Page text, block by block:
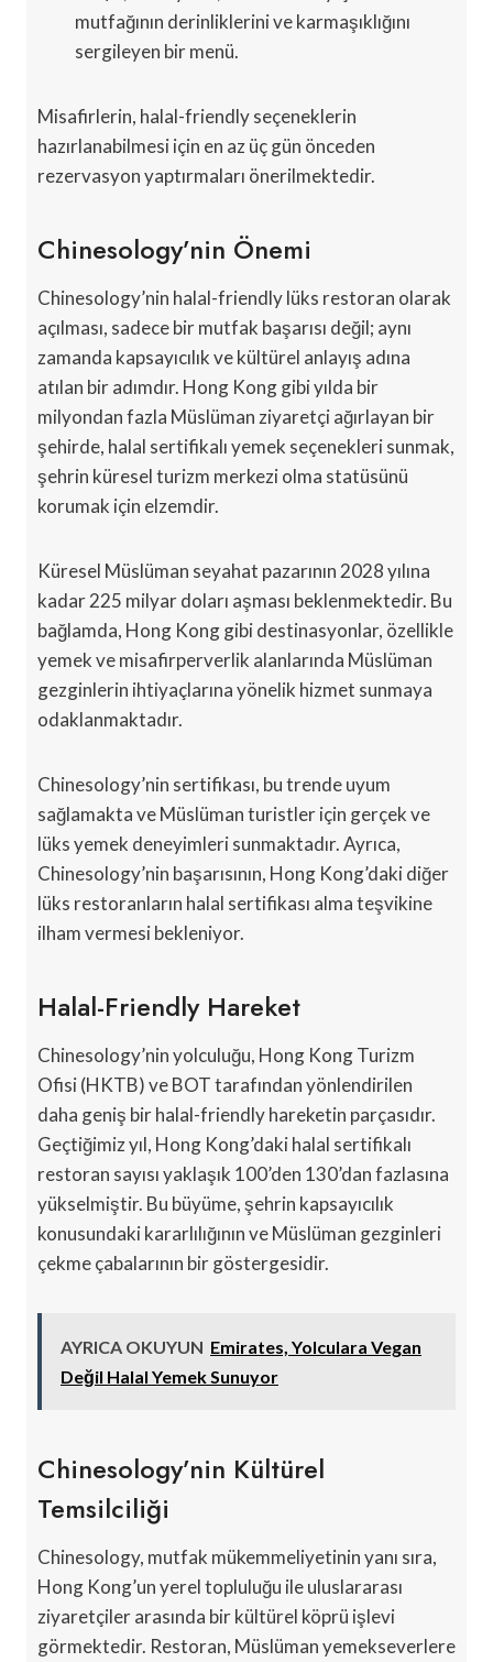
mutfağının derinliklerini ve karmaşıklığını
sergileyen bir menü.
Misafirlerin, halal-friendly seçeneklerin
hazırlanabilmesi için en az üç gün önceden
rezervasyon yaptırmaları önerilmektedir.
Chinesology’nin Önemi
Chinesology’nin halal-friendly lüks restoran olarak
açılması, sadece bir mutfak başarısı değil; aynı
zamanda kapsayıcılık ve kültürel anlayış adına
atılan bir adımdır. Hong Kong gibi yılda bir
milyondan fazla Müslüman ziyaretçi ağırlayan bir
şehirde, halal sertifikalı yemek seçenekleri sunmak,
şehrin küresel turizm merkezi olma statüsünü
korumak için elzemdir.
Küresel Müslüman seyahat pazarının 2028 yılına
kadar 225 milyar doları aşması beklenmektedir. Bu
bağlamda, Hong Kong gibi destinasyonlar, özellikle
yemek ve misafirperverlik alanlarında Müslüman
gezginlerin ihtiyaçlarına yönelik hizmet sunmaya
odaklanmaktadır.
Chinesology’nin sertifikası, bu trende uyum
sağlamakta ve Müslüman turistler için gerçek ve
lüks yemek deneyimleri sunmaktadır. Ayrıca,
Chinesology’nin başarısının, Hong Kong’daki diğer
lüks restoranların halal sertifikası alma teşvikine
ilham vermesi bekleniyor.
Halal-Friendly Hareket
Chinesology’nin yolculuğu, Hong Kong Turizm
Ofisi (HKTB) ve BOT tarafından yönlendirilen
daha geniş bir halal-friendly hareketin parçasıdır.
Geçtiğimiz yıl, Hong Kong’daki halal sertifikalı
restoran sayısı yaklaşık 100’den 130’dan fazlasına
yükselmiştir. Bu büyüme, şehrin kapsayıcılık
konusundaki kararlılığının ve Müslüman gezginleri
çekme çabalarının bir göstergesidir.
AYRICA OKUYUN Emirates, Yolculara Vegan
Değil Halal Yemek Sunuyor
Chinesology’nin Kültürel
Temsilciliği
Chinesology, mutfak mükemmeliyetinin yanı sıra,
Hong Kong’un yerel topluluğu ile uluslararası
ziyaretçiler arasında bir kültürel köprü işlevi
görmektedir. Restoran, Müslüman yemekseverlere